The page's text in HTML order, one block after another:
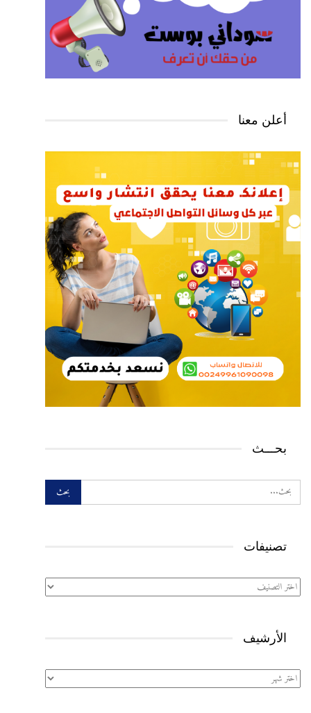
أعلن معنا
بحـــث
تصنيفات
تصنيفات
الأرشيف
الأرشيف